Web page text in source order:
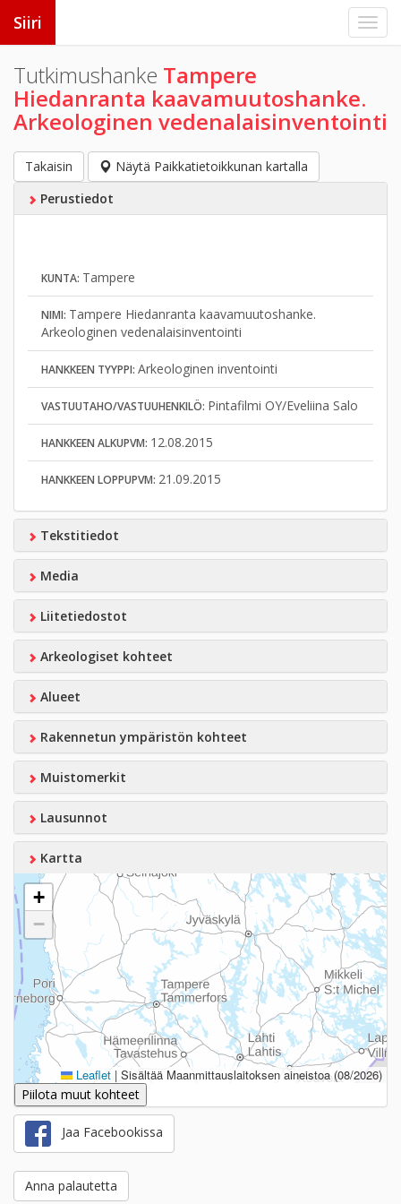
Siiri
Tutkimushanke Tampere
Hiedanranta kaavamuutoshanke.
Arkeologinen vedenalaisinventointi
Takaisin
Näytä Paikkatietoikkunan kartalla
Perustiedot
KUNTA: Tampere
NIMI: Tampere Hiedanranta kaavamuutoshanke.
Arkeologinen vedenalaisinventointi
HANKKEEN TYYPPI: Arkeologinen inventointi
VASTUUTAHO/VASTUUHENKILÖ: Pintafilmi OY/Eveliina Salo
HANKKEEN ALKUPVM: 12.08.2015
HANKKEEN LOPPUPVM: 21.09.2015
Tekstitiedot
Media
Liitetiedostot
Arkeologiset kohteet
Alueet
Rakennetun ympäristön kohteet
Muistomerkit
Lausunnot
Kartta
+
−
Leaflet | Sisältää Maanmittauslaitoksen aineistoa (08/2026)
Piilota muut kohteet
Jaa Facebookissa
Anna palautetta